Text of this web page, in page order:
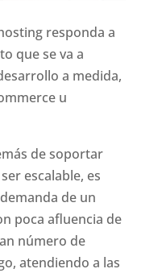
responda a
que se va a
a medida,
u
de soportar
escalable, es
de un
poca afluencia de
número de
atendiendo a las